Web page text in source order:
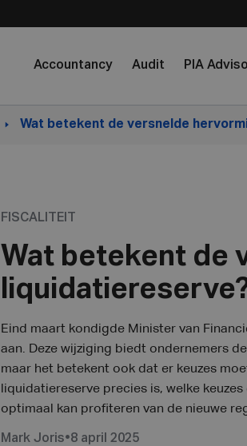
Accountancy Audit PIA
Wat betekent de versnelde
FISCALITEIT
Wat betekent de
Eind maart kondigde Minister van
aan. Deze wijziging biedt ondernemers
maar het betekent ook dat er keuzes
liquidatiereserve precies is, welke
optimaal kan profiteren van de nieuwe
Mark Joris•8 april 2025